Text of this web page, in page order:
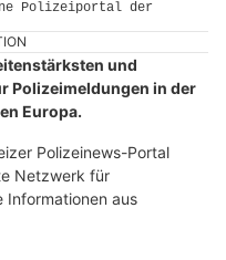
und
Polizeimeldungen in der
Europa.
Polizeinews-Portal
Netzwerk für
Informationen aus